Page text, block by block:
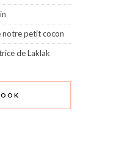
notre petit cocon
de Laklak